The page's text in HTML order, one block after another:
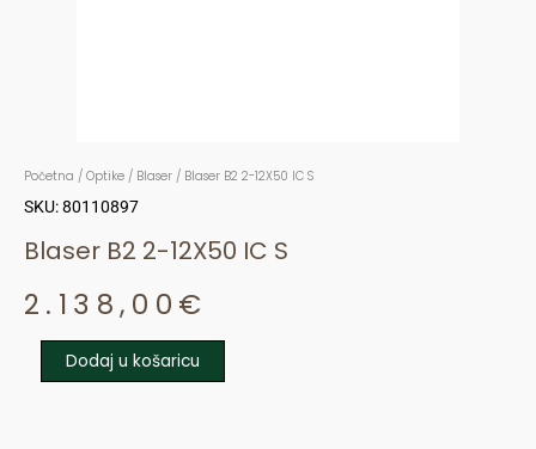
Početna / Optike / Blaser / Blaser B2 2-12X50 IC S
SKU: 80110897
Blaser B2 2-12X50 IC S
2.138,00 €
BlaserDodaj u košaricu